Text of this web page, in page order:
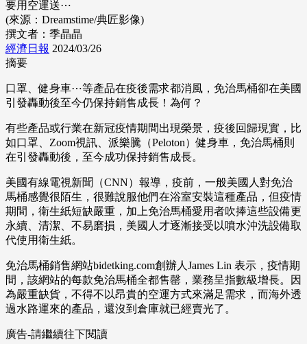
(來源：Dreamstime/典匠影像)
撰文者：季晶晶
經濟日報 2024/03/26
摘要
口罩、健身車⋯等產品在疫後需求都消風，免治馬桶卻在美國
引發轟動後至今仍保持銷售成長！為何？
有些產品或行業在新冠疫情期間出現榮景，疫後回歸現實，比
如口罩、Zoom視訊、派樂騰（Peloton）健身車，免治馬桶則
在引發轟動後，至今成功保持銷售成長。
美國有線電視新聞（CNN）報導，疫前，一般美國人對免治
馬桶感覺很陌生，很難說服他們在浴室安裝這種產品，但疫情
期間，衛生紙短缺嚴重，加上免治馬桶愛用者吹捧這些設備更
永續、清潔、不易磨損，美國人才逐漸接受以噴水沖洗設備取
代使用衛生紙。
免治馬桶銷售網站bidetking.com創辦人James Lin 表示，疫情期
間，該網站的每款免治馬桶全都售罄，業務呈指數級增長。因
為嚴重缺貨，不得不以昂貴的空運方式來滿足需求，而海外透
過水路運來的產品，還沒到倉庫就已經賣光了。
廣告-請繼續往下閱讀